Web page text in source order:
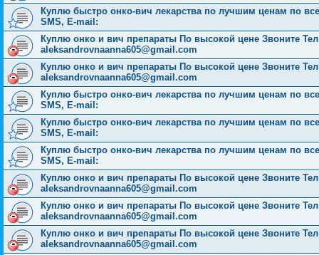
Куплю быстро онко-вич лекарства по лучшим ценам по
SMS, E-mail:
Куплю онко и вич препараты По высокой цене Звоните
aleksandrovnaanna605@gmail.com
Куплю онко и вич препараты По высокой цене Звоните
aleksandrovnaanna605@gmail.com
Куплю быстро онко-вич лекарства по лучшим ценам по
SMS, E-mail:
Куплю быстро онко-вич лекарства по лучшим ценам по
SMS, E-mail:
Куплю быстро онко-вич лекарства по лучшим ценам по
SMS, E-mail:
Куплю онко и вич препараты По высокой цене Звоните
aleksandrovnaanna605@gmail.com
Куплю онко и вич препараты По высокой цене Звоните
aleksandrovnaanna605@gmail.com
Куплю онко и вич препараты По высокой цене Звоните
aleksandrovnaanna605@gmail.com